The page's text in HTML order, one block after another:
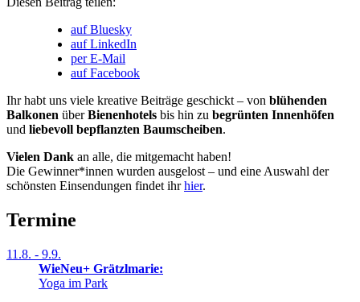
auf Bluesky
auf LinkedIn
per E-Mail
auf Facebook
Ihr habt uns viele kreative Beiträge geschickt – von blühenden
Balkonen überBienenhotels bis hin zu begrünten Innenhöfen
und liebevoll bepflanzten Baumscheiben.
Vielen Dank an alle, die mitgemacht haben!
Die Gewinner*innen wurden ausgelost – und eine Auswahl der
schönsten Einsendungen findet ihrhier.
Termine
11.8. - 9.9.
WieNeu+ Grätzlmarie:
Yoga im Park